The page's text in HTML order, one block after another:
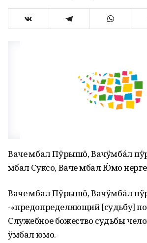
Ваче Ӱмбал Пӱрышӧ, Вачӱмба́л
Ӱмбал Суксо, Ваче Ӱмбал Ю́мо
Ваче Ӱмбал Пӱрышӧ, Вачӱмба́л
-«предопределяющий [судьбу]
Служебное божество судьбы
ӱмбал юмо.